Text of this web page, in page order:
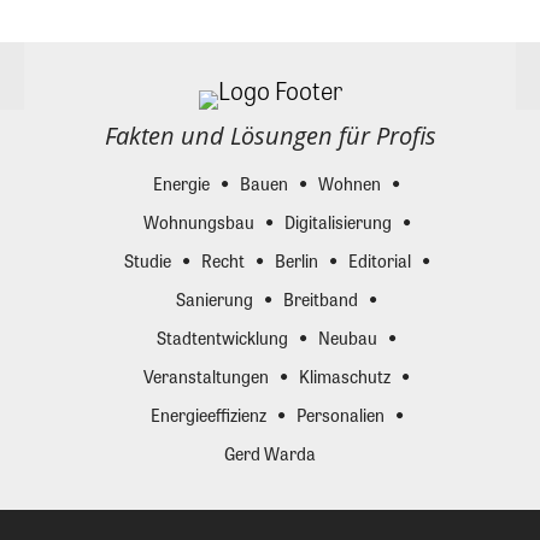
Fakten und Lösungen für Profis
Energie Bauen
Wohnen
Wohnungsbau
Digitalisierung
Studie
Recht Berlin
Editorial
Sanierung
Breitband
Stadtentwicklung
Neubau
Veranstaltungen
Klimaschutz
Energieeffizienz
Personalien
Gerd Warda